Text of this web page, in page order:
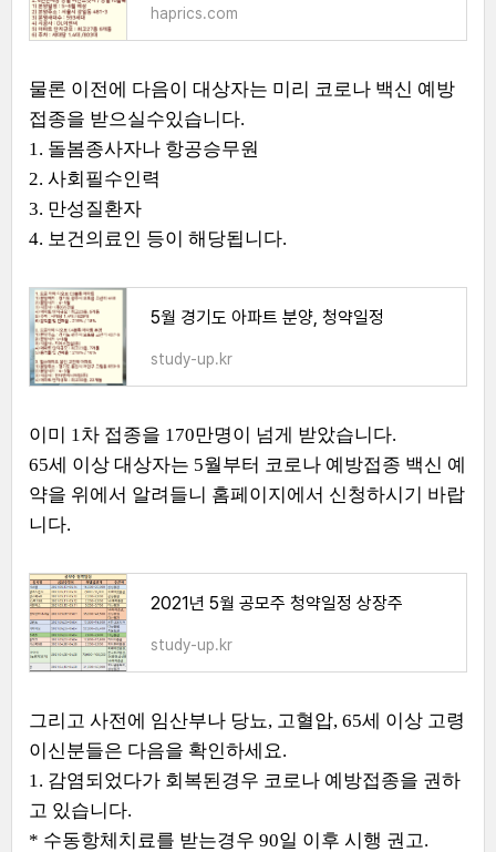
haprics.com
물론 이전에 다음이 대상자는 미리 코로나 백신 예방
접종을 받으실수있습니다.
1. 돌봄종사자나 항공승무원
2. 사회필수인력
3. 만성질환자
4. 보건의료인 등이 해당됩니다.
5월 경기도 아파트 분양, 청약일정
study-up.kr
이미 1차 접종을 170만명이 넘게 받았습니다.
65세 이상 대상자는 5월부터 코로나 예방접종 백신 예
약을 위에서 알려들니 홈페이지에서 신청하시기 바랍
니다.
2021년 5월 공모주 청약일정 상장주
study-up.kr
그리고 사전에 임산부나 당뇨, 고혈압, 65세 이상 고령
이신분들은 다음을 확인하세요.
1. 감염되었다가 회복된경우 코로나 예방접종을 권하
고 있습니다.
* 수동항체치료를 받는경우 90일 이후 시행 권고.